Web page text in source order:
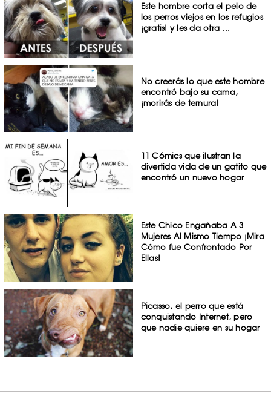
Este hombre corta el pelo de
los perros viejos en los refugios
¡gratis! y les da otra ...
No creerás lo que este hombre
encontró bajo su cama,
¡morirás de ternura!
11 Cómics que ilustran la
divertida vida de un gatito que
encontró un nuevo hogar
Este Chico Engañaba A 3
Mujeres Al Mismo Tiempo ¡Mira
Cómo fue Confrontado Por
Ellas!
Picasso, el perro que está
conquistando Internet, pero
que nadie quiere en su hogar